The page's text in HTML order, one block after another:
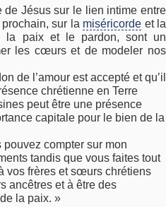
Jésus sur le lien intime entre
prochain, sur la miséricorde et la
la paix et le pardon, sont un
les cœurs et de modeler nos
de l’amour est accepté et qu’il
chrétienne en Terre
peut être une présence
capitale pour le bien de la
compter sur mon
tandis que vous faites tout
vos frères et sœurs chrétiens
ancêtres et à être des
la paix. »